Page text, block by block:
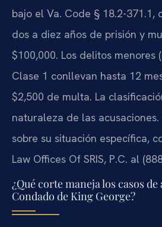
bajo el Va. Code § 18.2-371.1,
dos a diez años de prisión y
$100,000. Los delitos menores
Clase 1 conllevan hasta 12
$2,500 de multa. La
naturaleza de las
sobre su situación específica,
Law Offices Of SRIS, P.C. al
¿Qué corte maneja los casos
Condado de King George?